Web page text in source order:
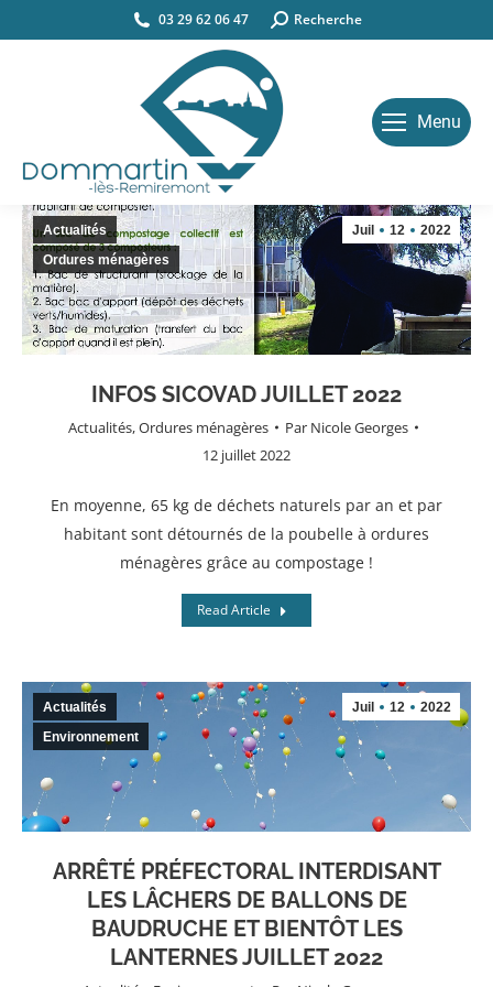
03 29 62 06 47 Search:Recherche
Menu
INFOS SICOVAD JUILLET 2022
Actualités,Ordures ménagères Par Nicole Georges
12 juillet 2022
Juil 12 2022
Actualités
Ordures ménagères
En moyenne, 65 kg de déchets naturels par an et par
habitant sont détournés de la poubelle à ordures
ménagères grâce au compostage !
Read Article
ARRÊTÉ PRÉFECTORAL INTERDISANT
LES LÂCHERS DE BALLONS DE
BAUDRUCHE ET BIENTÔT LES
LANTERNES JUILLET 2022
Juil 12 2022
Actualités
Environnement